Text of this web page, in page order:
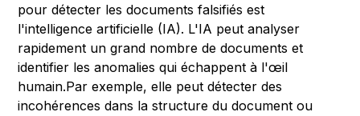
pour détecter les documents falsifiés est
l'intelligence artificielle (IA). L'IA peut analyser
rapidement un grand nombre de documents et
identifier les anomalies qui échappent à l'œil
humain.Par exemple, elle peut détecter des
incohérences dans la structure du document ou